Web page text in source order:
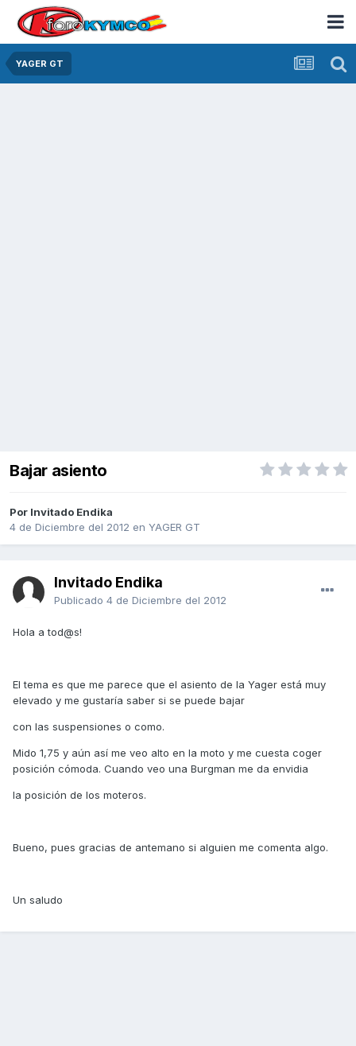
YAGER GT
Bajar asiento
Por Invitado Endika
4 de Diciembre del 2012 en YAGER GT
Invitado Endika
Publicado 4 de Diciembre del 2012
Hola a tod@s!
El tema es que me parece que el asiento de la Yager está muy
elevado y me gustaría saber si se puede bajar
con las suspensiones o como.
Mido 1,75 y aún así me veo alto en la moto y me cuesta coger
posición cómoda. Cuando veo una Burgman me da envidia
la posición de los moteros.
Bueno, pues gracias de antemano si alguien me comenta algo.
Un saludo